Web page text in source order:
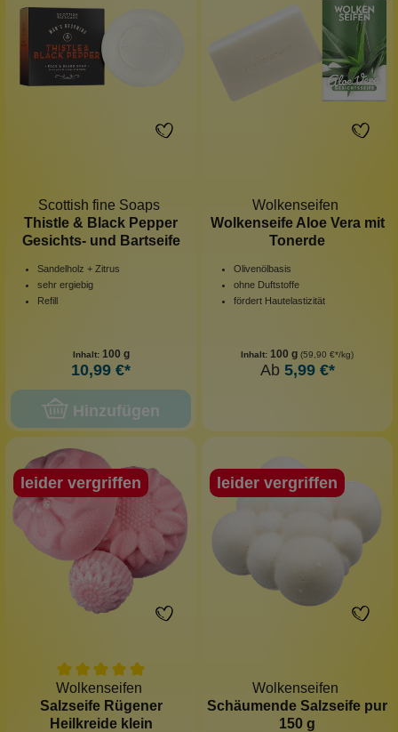
Scottish fine Soaps
Thistle & Black Pepper
Gesichts- und Bartseife
Sandelholz + Zitrus
sehr ergiebig
Refill
Inhalt: 100 g
10,99 €*
Hinzufügen
Wolkenseifen
Wolkenseife Aloe Vera mit
Tonerde
Olivenölbasis
ohne Duftstoffe
fördert Hautelastizität
Inhalt: 100 g (59,90 €*/kg)
Ab 5,99 €*
leider vergriffen
Wolkenseifen
Salzseife Rügener
Heilkreide klein
leider vergriffen
Wolkenseifen
Schäumende Salzseife pur
150 g